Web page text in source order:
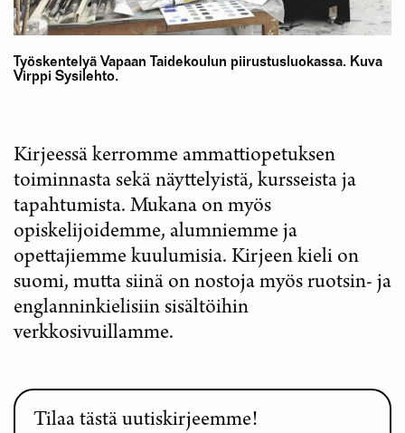
Työskentelyä Vapaan Taidekoulun piirustusluokassa. Kuva
Virppi Sysilehto.
Kirjeessä kerromme ammattiopetuksen
toiminnasta sekä näyttelyistä, kursseista ja
tapahtumista. Mukana on myös
opiskelijoidemme, alumniemme ja
opettajiemme kuulumisia. Kirjeen kieli on
suomi, mutta siinä on nostoja myös ruotsin- ja
englanninkielisiin sisältöihin
verkkosivuillamme.
Tilaa tästä uutiskirjeemme!